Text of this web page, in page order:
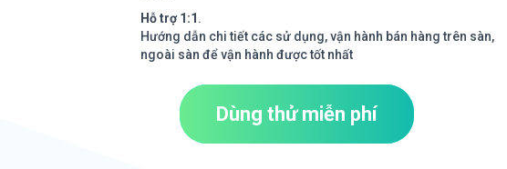
Hỗ trợ 1:1 .
Hướng dẫn chi tiết các sử dụng, vận hành bán hàng trên sàn,
ngoài sàn để vận hành được tốt nhất
Dùng thử miễn phí